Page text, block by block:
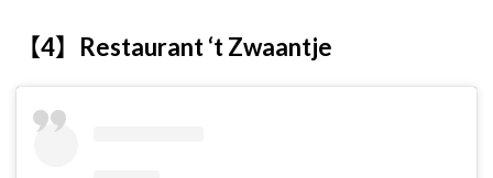
【4】Restaurant ‘t Zwaantje